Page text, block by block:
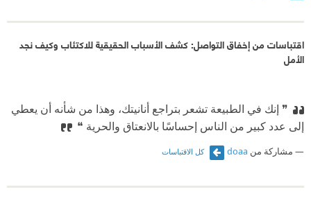
اقتباسات من إخفاق التواصل: كشف الأسباب الحقيقية للاكتئاب وكيف نجد
الأمل
❞ إنك في الطبيعة تشعر بتراجع أنانيتك، وهذا من شأنه أن يعطي
إلى عدد كبير من الناس إحساسًا بالانعتاق والحرية ❝
مشاركة من doaa كل الاقتباسات